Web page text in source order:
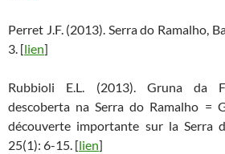
Perret J.F. (2013). Serra do Ramalho,
3. [lien]
Rubbioli E.L. (2013). Gruna da
descoberta na Serra do Ramalho =
découverte importante sur la Serra
25(1): 6-15. [lien]